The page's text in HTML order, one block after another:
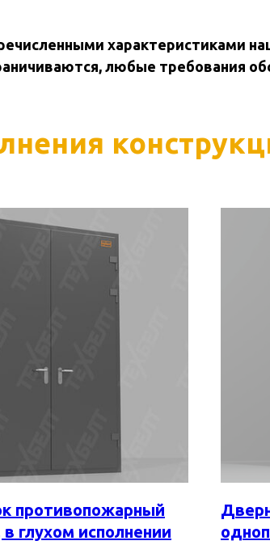
характеристиками
любые требования
противопожарный
глухом исполнении